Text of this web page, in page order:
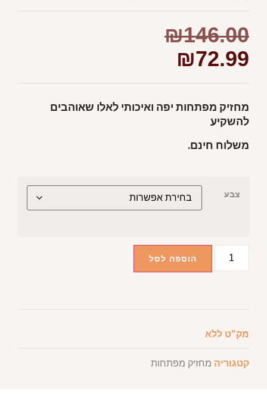
₪146.00
₪72.99
מחזיק מפתחות יפה ואיכותי לאלו שאוהבים
להשקיע
משלוח חינם.
צבע
הוספה לסל
מק"ט ללא
קטגוריה מחזיק מפתחות